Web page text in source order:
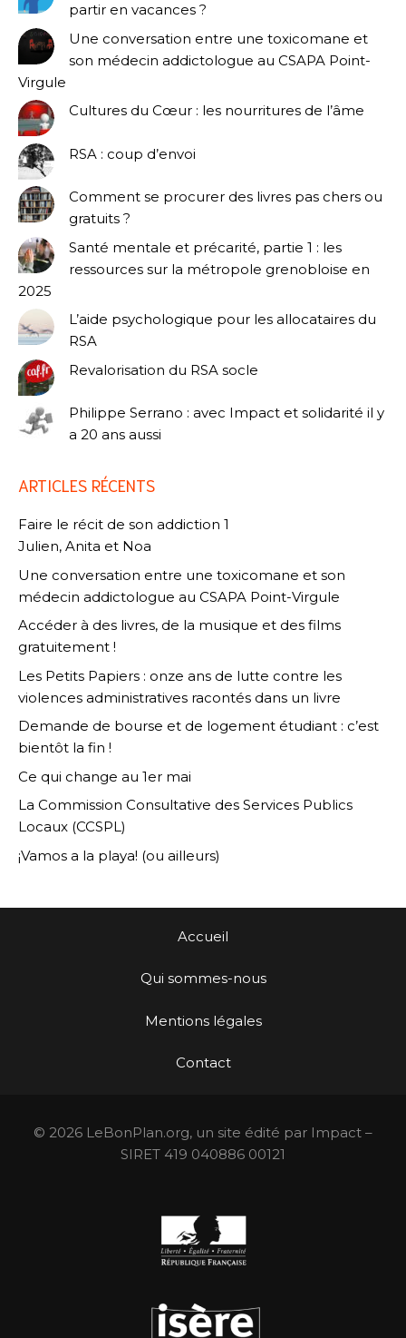
partir en vacances ?
Une conversation entre une toxicomane et
son médecin addictologue au CSAPA Point-
Virgule
Cultures du Cœur : les nourritures de l’âme
RSA : coup d’envoi
Comment se procurer des livres pas chers ou
gratuits ?
Santé mentale et précarité, partie 1 : les
ressources sur la métropole grenobloise en
2025
L’aide psychologique pour les allocataires du
RSA
Revalorisation du RSA socle
Philippe Serrano : avec Impact et solidarité il y
a 20 ans aussi
ARTICLES RÉCENTS
Faire le récit de son addiction 1
Julien, Anita et Noa
Une conversation entre une toxicomane et son
médecin addictologue au CSAPA Point-Virgule
Accéder à des livres, de la musique et des films
gratuitement !
Les Petits Papiers : onze ans de lutte contre les
violences administratives racontés dans un livre
Demande de bourse et de logement étudiant : c’est
bientôt la fin !
Ce qui change au 1er mai
La Commission Consultative des Services Publics
Locaux (CCSPL)
¡Vamos a la playa! (ou ailleurs)
Accueil
Qui sommes-nous
Mentions légales
Contact
© 2026 LeBonPlan.org, un site édité par Impact –
SIRET 419 040886 00121